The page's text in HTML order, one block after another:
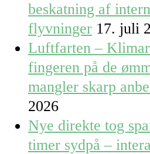
beskatning af
flyvninger 17. juli
Luftfarten –
fingeren på de
mangler skarp
2026
Nye direkte tog
timer sydpå –